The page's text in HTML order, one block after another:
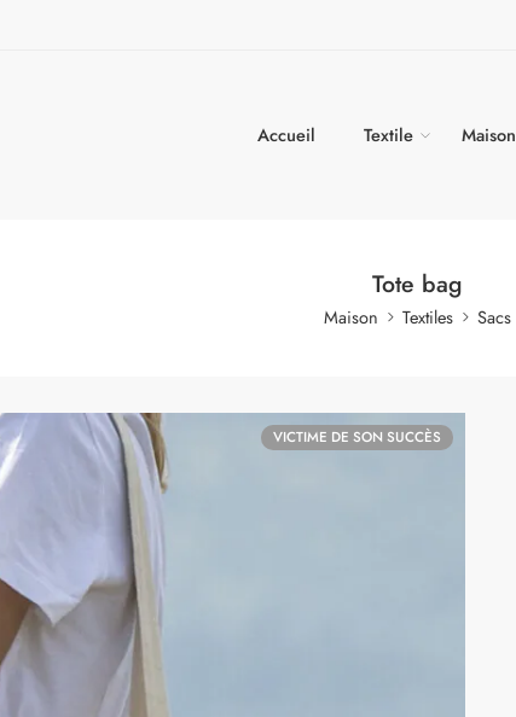
Accueil Textile Maison
Tote bag
Maison Textiles Sacs
VICTIME DE SON SUCCÈS